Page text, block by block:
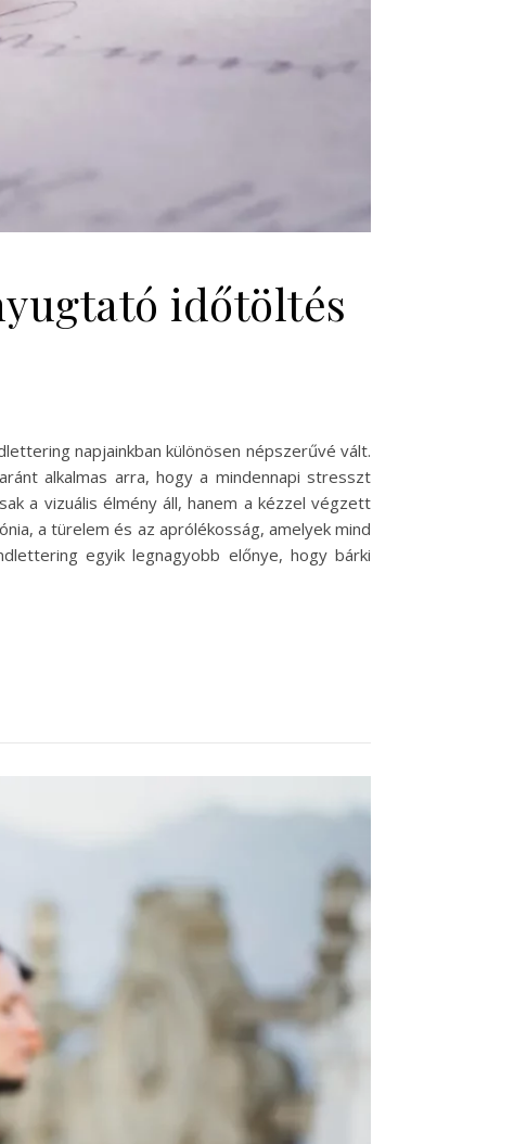
időtöltés
napjainkban különösen népszerűvé vált.
alkalmas arra, hogy a mindennapi stresszt
a vizuális élmény áll, hanem a kézzel végzett
a türelem és az aprólékosság, amelyek mind
egyik legnagyobb előnye, hogy bárki